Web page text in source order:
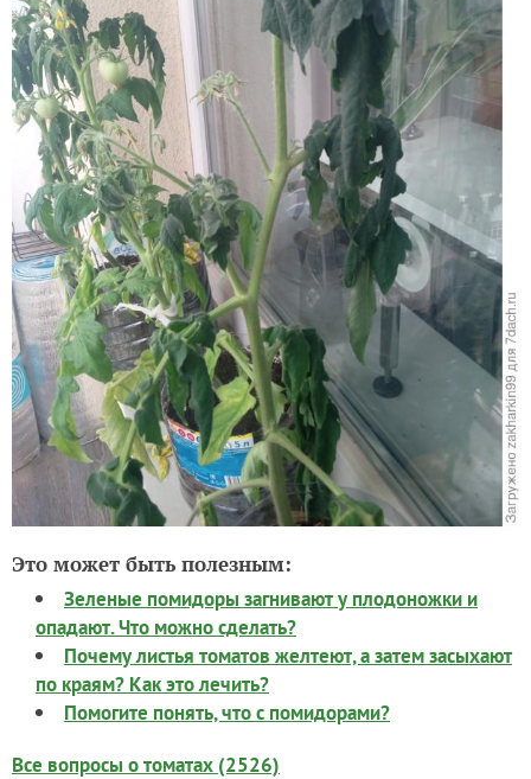
Это может быть полезным:
Зеленые помидоры загнивают у плодоножки и
опадают. Что можно сделать?
Почему листья томатов желтеют, а затем засыхают
по краям? Как это лечить?
Помогите понять, что с помидорами?
Все вопросы о томатах (2526)